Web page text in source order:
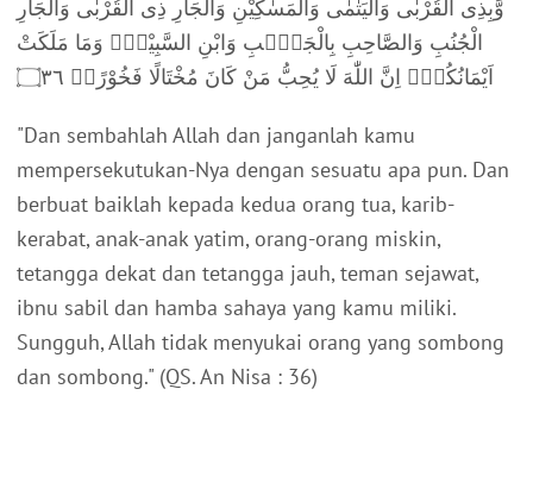
وَّبِذِى الْقُرْبٰى وَالْيَتٰمٰى وَالْمَسٰكِيْنِ وَالْجَارِ ذِى الْقُرْبٰى وَالْجَارِ
الْجُنُبِ وَالصَّاحِبِ بِالْجَنْۢبِ وَابْنِ السَّبِيْلِۙ وَمَا مَلَكَتْ
اَيْمَانُكُمْۗ اِنَّ اللّٰهَ لَا يُحِبُّ مَنْ كَانَ مُخْتَالًا فَخُوْرًاۙ ۝٣٦
"Dan sembahlah Allah dan janganlah kamu
mempersekutukan-Nya dengan sesuatu apa pun. Dan
berbuat baiklah kepada kedua orang tua, karib-
kerabat, anak-anak yatim, orang-orang miskin,
tetangga dekat dan tetangga jauh, teman sejawat,
ibnu sabil dan hamba sahaya yang kamu miliki.
Sungguh, Allah tidak menyukai orang yang sombong
dan sombong." (QS. An Nisa : 36)